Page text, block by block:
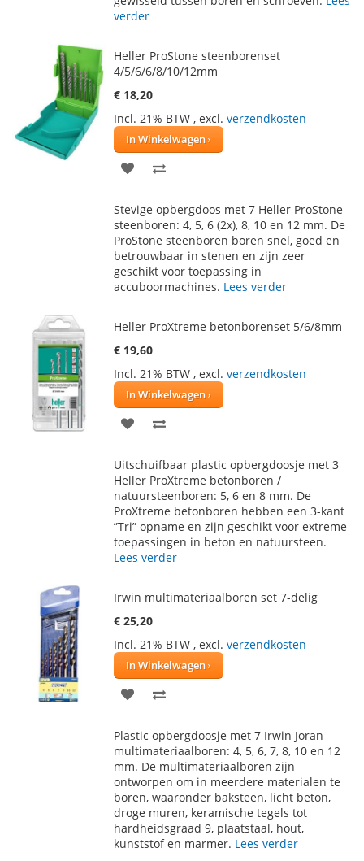
verder
Heller ProStone steenborenset
4/5/6/6/8/10/12mm
€ 18,20
Incl. 21% BTW , excl. verzendkosten
In Winkelwagen
VOEG
AAN
VERLANGLIJST
TE
VERGELIJKEN
Stevige opbergdoos met 7 Heller ProStone
steenboren: 4, 5, 6 (2x), 8, 10 en 12 mm. De
ProStone steenboren boren snel, goed en
betrouwbaar in stenen en zijn zeer
geschikt voor toepassing in
accuboormachines. Lees verder
Heller ProXtreme betonborenset 5/6/8mm
€ 19,60
Incl. 21% BTW , excl. verzendkosten
In Winkelwagen
VOEG
AAN
VERLANGLIJST
TE
VERGELIJKEN
Uitschuifbaar plastic opbergdoosje met 3
Heller ProXtreme betonboren /
natuursteenboren: 5, 6 en 8 mm. De
ProXtreme betonboren hebben een 3-kant
”Tri” opname en zijn geschikt voor extreme
toepassingen in beton en natuursteen.
Lees verder
Irwin multimateriaalboren set 7-delig
€ 25,20
Incl. 21% BTW , excl. verzendkosten
In Winkelwagen
VOEG
AAN
VERLANGLIJST
TE
VERGELIJKEN
Plastic opbergdoosje met 7 Irwin Joran
multimateriaalboren: 4, 5, 6, 7, 8, 10 en 12
mm. De multimateriaalboren zijn
ontworpen om in meerdere materialen te
boren, waaronder baksteen, licht beton,
droge muren, keramische tegels tot
hardheidsgraad 9, plaatstaal, hout,
kunststof en marmer. Lees verder